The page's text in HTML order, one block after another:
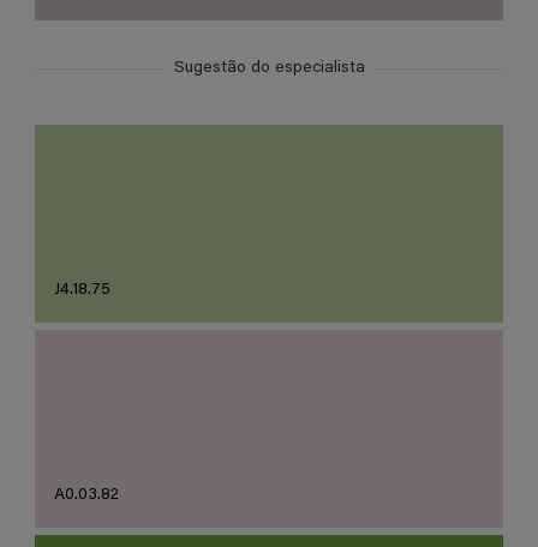
Sugestão do especialista
J4.18.75
A0.03.82